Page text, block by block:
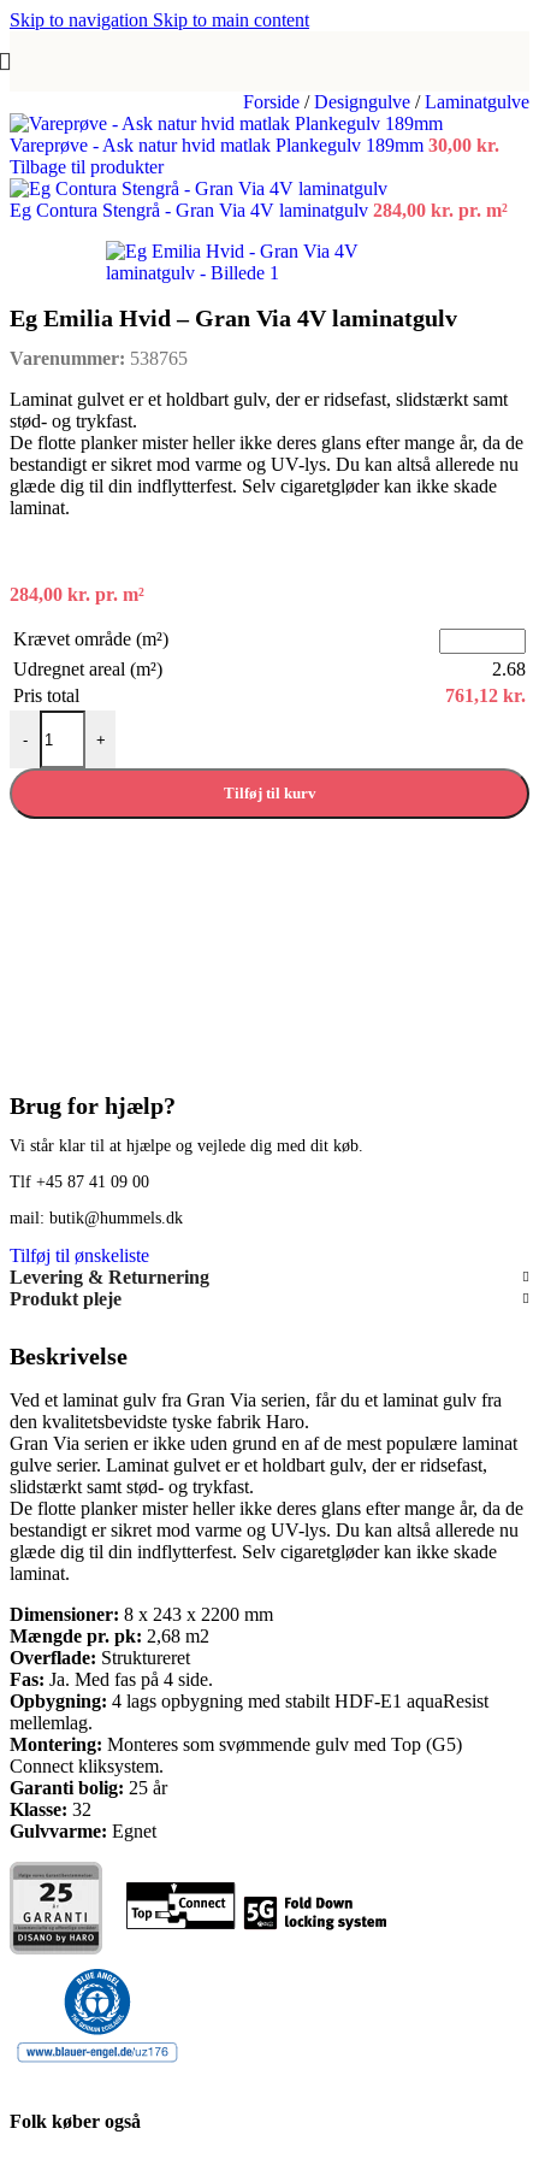
Skip to navigation Skip to main content
Forside / Designgulve / Laminatgulve
Vareprøve - Ask natur hvid matlak Plankegulv 189mm 30,00 kr.
Tilbage til produkter
Eg Contura Stengrå - Gran Via 4V laminatgulv 284,00 kr. pr. m²
Eg Emilia Hvid – Gran Via 4V laminatgulv
Varenummer: 538765
Laminat gulvet er et holdbart gulv, der er ridsefast, slidstærkt samt
stød- og trykfast.
De flotte planker mister heller ikke deres glans efter mange år, da de
bestandigt er sikret mod varme og UV-lys. Du kan altså allerede nu
glæde dig til din indflytterfest. Selv cigaretgløder kan ikke skade
laminat.
284,00 kr. pr. m²
Krævet område (m²)
Udregnet areal (m²)
2.68
Pris total
761,12 kr.
-
Eg Emilia Hvid - Gran Via 4V laminatgulv antal
+
Tilføj til kurv
Brug for hjælp?
Vi står klar til at hjælpe og vejlede dig med dit køb.
Tlf +45 87 41 09 00
mail: butik@hummels.dk
Tilføj til ønskeliste
Levering & Returnering
Produkt pleje
Beskrivelse
Ved et laminat gulv fra Gran Via serien, får du et laminat gulv fra
den kvalitetsbevidste tyske fabrik Haro.
Gran Via serien er ikke uden grund en af de mest populære laminat
gulve serier. Laminat gulvet er et holdbart gulv, der er ridsefast,
slidstærkt samt stød- og trykfast.
De flotte planker mister heller ikke deres glans efter mange år, da de
bestandigt er sikret mod varme og UV-lys. Du kan altså allerede nu
glæde dig til din indflytterfest. Selv cigaretgløder kan ikke skade
laminat.
Dimensioner: 8 x 243 x 2200 mm
Mængde pr. pk: 2,68 m2
Overflade: Struktureret
Fas: Ja. Med fas på 4 side.
Opbygning: 4 lags opbygning med stabilt HDF-E1 aquaResist
mellemlag.
Montering: Monteres som svømmende gulv med Top (G5)
Connect kliksystem.
Garanti bolig: 25 år
Klasse: 32
Gulvvarme: Egnet
Folk køber også